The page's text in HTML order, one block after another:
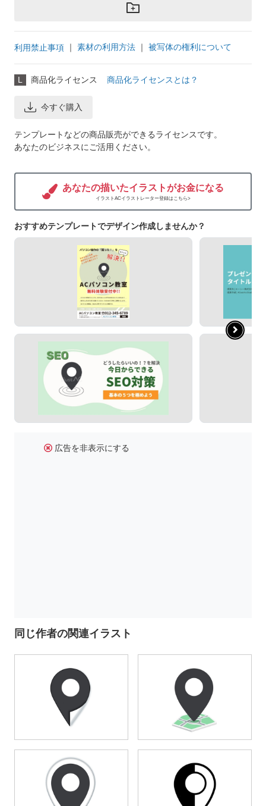
利用禁止事項 ｜ 素材の利用方法 ｜ 被写体の権利について
L 商品化ライセンス 商品化ライセンスとは？
今すぐ購入
テンプレートなどの商品販売ができるライセンスです。
あなたのビジネスにご活用ください。
あなたの描いたイラストがお金になる
イラストACイラストレーター登録はこちら>
おすすめテンプレートでデザイン作成しませんか？
広告を非表示にする
同じ作者の関連イラスト